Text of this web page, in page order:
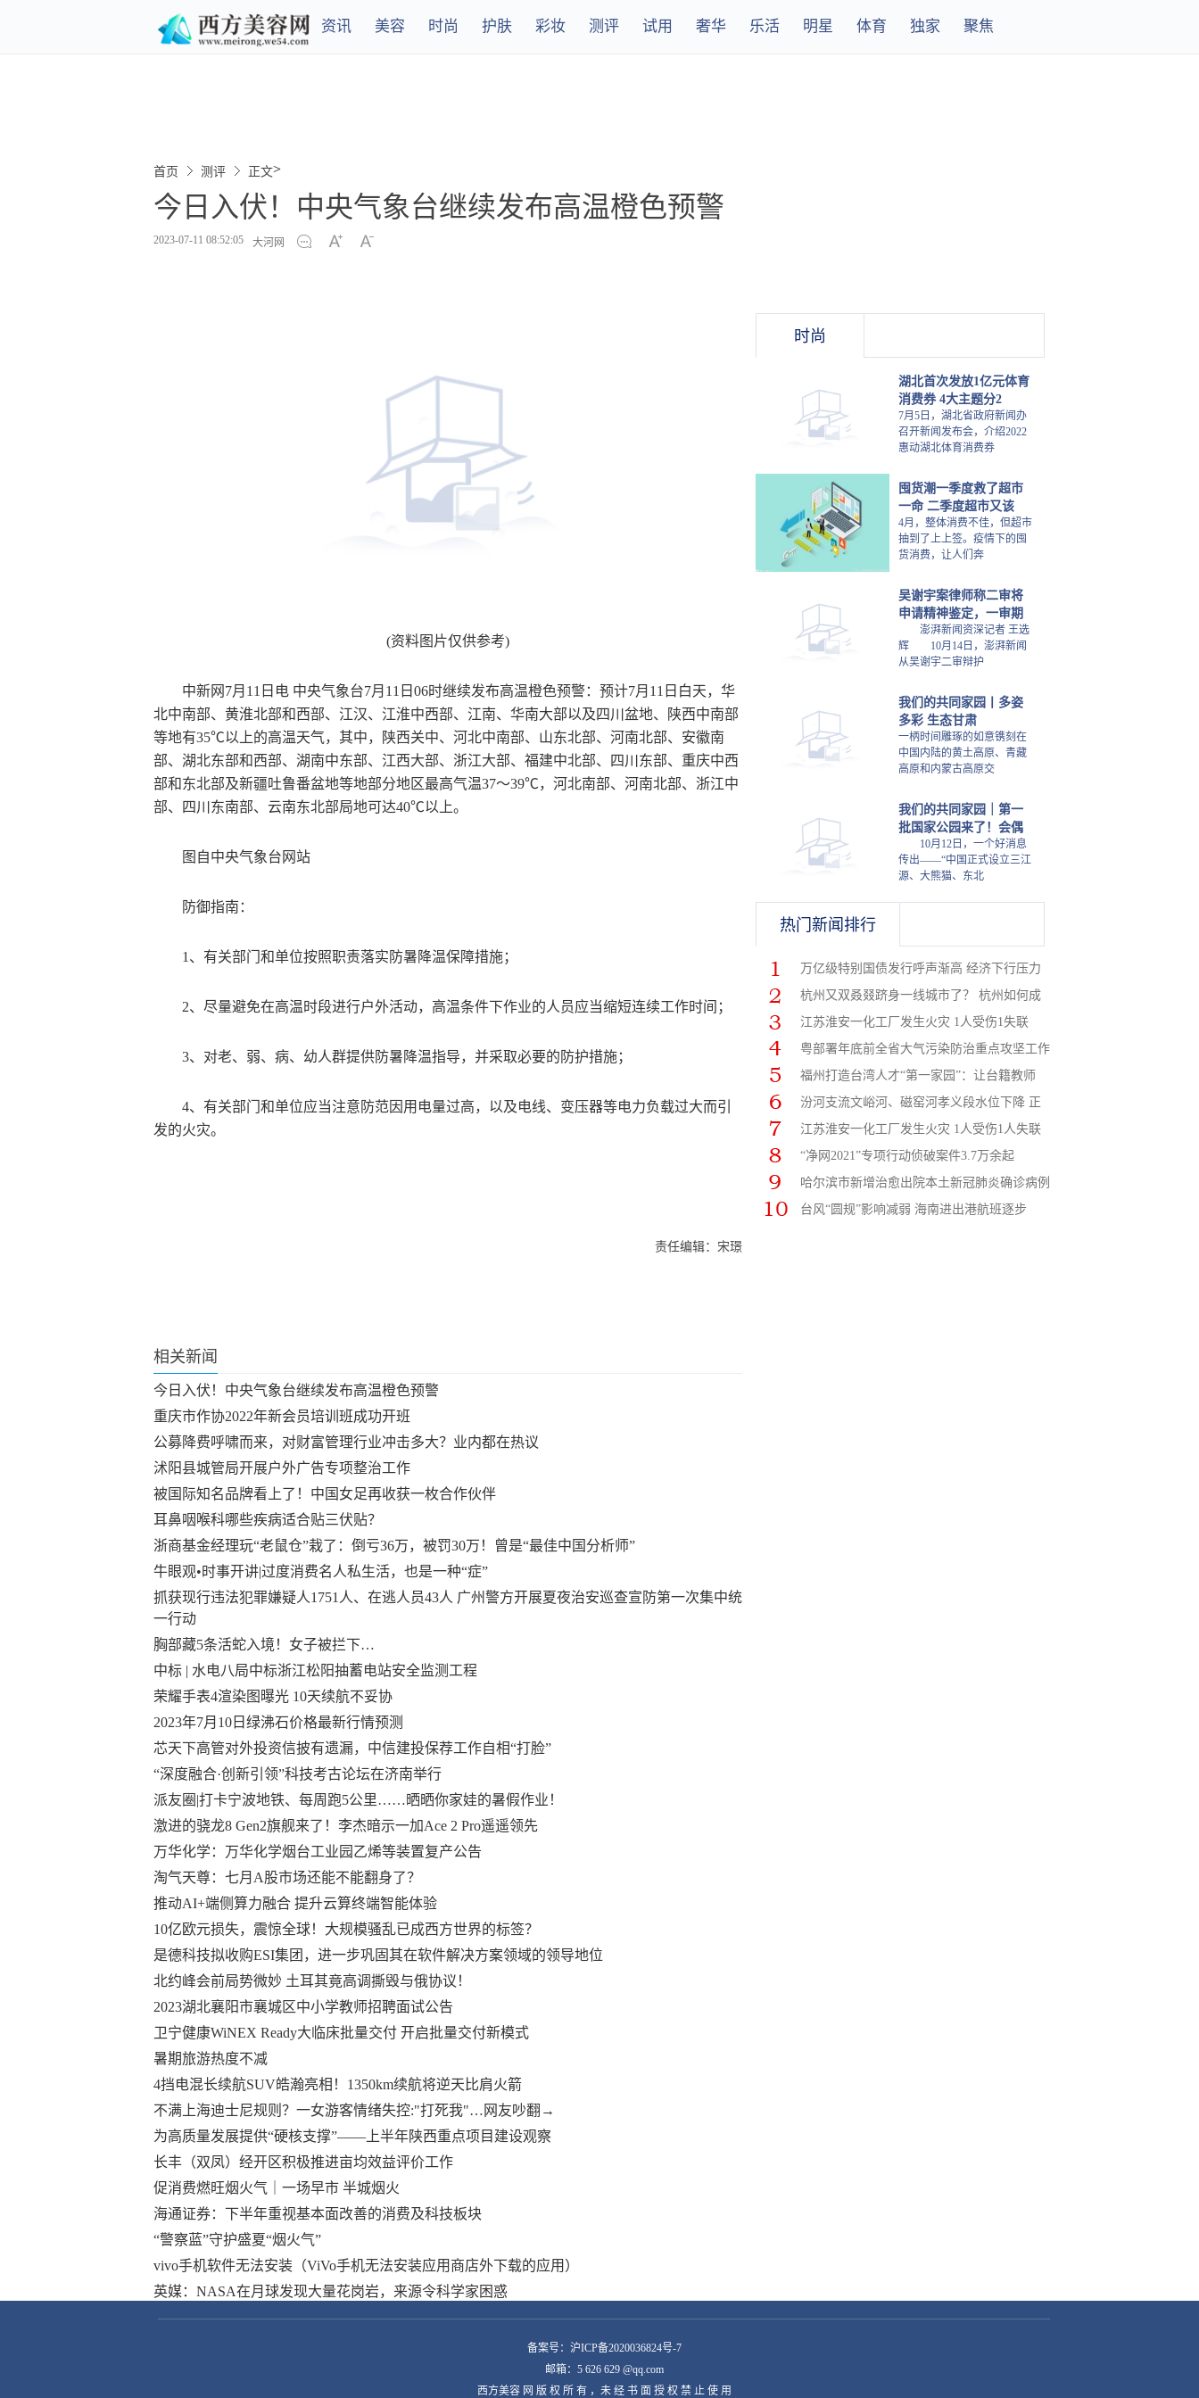
资讯 美容 时尚 护肤 彩妆 测评 试用 奢华 乐活 明星 体育 独家 聚焦
首页 测评 >
正文
今日入伏！中央气象台继续发布高温橙色预警
2023-07-11 08:52:05 大河网
(资料图片仅供参考)
中新网7月11日电 中央气象台7月11日06时继续发布高温橙色预警：预计7月11日白天，华
北中南部、黄淮北部和西部、江汉、江淮中西部、江南、华南大部以及四川盆地、陕西中南部
等地有35℃以上的高温天气，其中，陕西关中、河北中南部、山东北部、河南北部、安徽南
部、湖北东部和西部、湖南中东部、江西大部、浙江大部、福建中北部、四川东部、重庆中西
部和东北部及新疆吐鲁番盆地等地部分地区最高气温37～39℃，河北南部、河南北部、浙江中
部、四川东南部、云南东北部局地可达40℃以上。
图自中央气象台网站
防御指南：
1、有关部门和单位按照职责落实防暑降温保障措施；
2、尽量避免在高温时段进行户外活动，高温条件下作业的人员应当缩短连续工作时间；
3、对老、弱、病、幼人群提供防暑降温指导，并采取必要的防护措施；
4、有关部门和单位应当注意防范因用电量过高，以及电线、变压器等电力负载过大而引
发的火灾。
责任编辑：宋璟
相关新闻
今日入伏！中央气象台继续发布高温橙色预警
重庆市作协2022年新会员培训班成功开班
公募降费呼啸而来，对财富管理行业冲击多大？业内都在热议
沭阳县城管局开展户外广告专项整治工作
被国际知名品牌看上了！中国女足再收获一枚合作伙伴
耳鼻咽喉科哪些疾病适合贴三伏贴？
浙商基金经理玩“老鼠仓”栽了：倒亏36万，被罚30万！曾是“最佳中国分析师”
牛眼观•时事开讲|过度消费名人私生活，也是一种“症”
抓获现行违法犯罪嫌疑人1751人、在逃人员43人 广州警方开展夏夜治安巡查宣防第一次集中统
一行动
胸部藏5条活蛇入境！女子被拦下…
中标 | 水电八局中标浙江松阳抽蓄电站安全监测工程
荣耀手表4渲染图曝光 10天续航不妥协
2023年7月10日绿沸石价格最新行情预测
芯天下高管对外投资信披有遗漏，中信建投保荐工作自相“打脸”
“深度融合·创新引领”科技考古论坛在济南举行
派友圈|打卡宁波地铁、每周跑5公里……晒晒你家娃的暑假作业！
激进的骁龙8 Gen2旗舰来了！李杰暗示一加Ace 2 Pro遥遥领先
万华化学：万华化学烟台工业园乙烯等装置复产公告
淘气天尊：七月A股市场还能不能翻身了？
推动AI+端侧算力融合 提升云算终端智能体验
10亿欧元损失，震惊全球！大规模骚乱已成西方世界的标签？
是德科技拟收购ESI集团，进一步巩固其在软件解决方案领域的领导地位
北约峰会前局势微妙 土耳其竟高调撕毁与俄协议！
2023湖北襄阳市襄城区中小学教师招聘面试公告
卫宁健康WiNEX Ready大临床批量交付 开启批量交付新模式
暑期旅游热度不减
4挡电混长续航SUV皓瀚亮相！1350km续航将逆天比肩火箭
不满上海迪士尼规则？一女游客情绪失控:"打死我"…网友吵翻→
为高质量发展提供“硬核支撑”——上半年陕西重点项目建设观察
长丰（双凤）经开区积极推进亩均效益评价工作
促消费燃旺烟火气｜一场早市 半城烟火
海通证券：下半年重视基本面改善的消费及科技板块
“警察蓝”守护盛夏“烟火气”
vivo手机软件无法安装（ViVo手机无法安装应用商店外下载的应用）
英媒：NASA在月球发现大量花岗岩，来源令科学家困惑
时尚
湖北首次发放1亿元体育
消费券 4大主题分2
7月5日，湖北省政府新闻办
召开新闻发布会，介绍2022
惠动湖北体育消费券
囤货潮一季度救了超市
一命 二季度超市又该
4月，整体消费不佳，但超市
抽到了上上签。疫情下的囤
货消费，让人们奔
吴谢宇案律师称二审将
申请精神鉴定，一审期
澎湃新闻资深记者 王选
辉 10月14日，澎湃新闻
从吴谢宇二审辩护
我们的共同家园丨多姿
多彩 生态甘肃
一柄时间雕琢的如意镌刻在
中国内陆的黄土高原、青藏
高原和内蒙古高原交
我们的共同家园｜第一
批国家公园来了！会偶
10月12日，一个好消息
传出——“中国正式设立三江
源、大熊猫、东北
热门新闻排行
万亿级特别国债发行呼声渐高 经济下行压力
杭州又双叒叕跻身一线城市了？ 杭州如何成
江苏淮安一化工厂发生火灾 1人受伤1失联
粤部署年底前全省大气污染防治重点攻坚工作
福州打造台湾人才“第一家园”：让台籍教师
汾河支流文峪河、磁窑河孝义段水位下降 正
江苏淮安一化工厂发生火灾 1人受伤1人失联
“净网2021”专项行动侦破案件3.7万余起
哈尔滨市新增治愈出院本土新冠肺炎确诊病例
台风“圆规”影响减弱 海南进出港航班逐步
备案号：沪ICP备2020036824号-7
邮箱：5 626 629 @qq.com
西方美容 网 版 权 所 有 ，未 经 书 面 授 权 禁 止 使 用